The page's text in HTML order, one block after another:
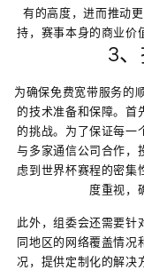
有的高度，进而推动
持，赛事本身的商业价
3
为确保免费宽带服务的
的技术准备和保障。首
的挑战。为了保证每一
与多家通信公司合作，
虑到世界杯赛程的密集
度重视，
此外，组委会还需要针
同地区的网络覆盖情况
况，提供定制化的解决